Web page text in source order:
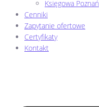
Księgowa Poznań
Cenniki
Zapytanie ofertowe
Certyfikaty
Kontakt